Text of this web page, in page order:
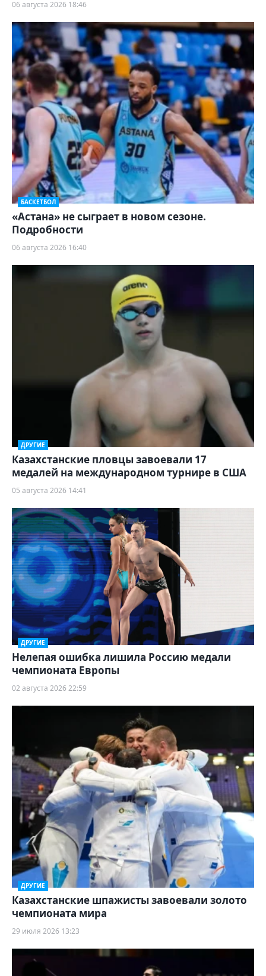
06 августа 2026 18:46
БАСКЕТБОЛ
«Астана» не сыграет в новом сезоне.
Подробности
06 августа 2026 16:40
ДРУГИЕ
Казахстанские пловцы завоевали 17
медалей на международном турнире в США
05 августа 2026 14:41
ДРУГИЕ
Нелепая ошибка лишила Россию медали
чемпионата Европы
02 августа 2026 22:59
ДРУГИЕ
Казахстанские шпажисты завоевали золото
чемпионата мира
29 июля 2026 13:23